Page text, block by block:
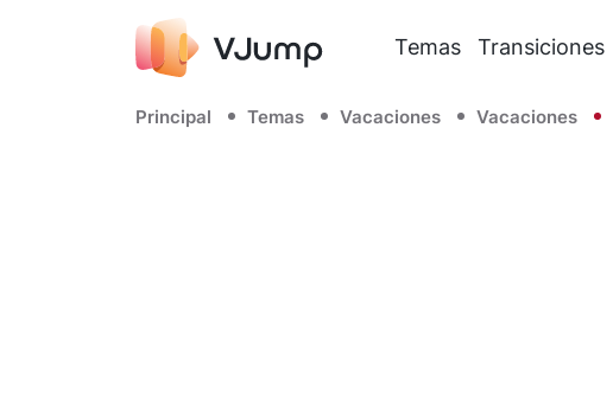
Temas Transiciones
Principal Temas Vacaciones Vacaciones